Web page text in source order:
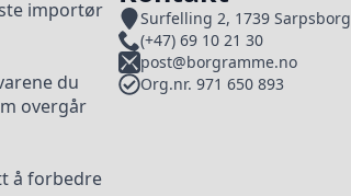
importør
du
overgår
å forbedre
Surfelling 2, 1739 Sarpsborg
(+47) 69 10 21 30
post@borgramme.no
Org.nr. 971 650 893